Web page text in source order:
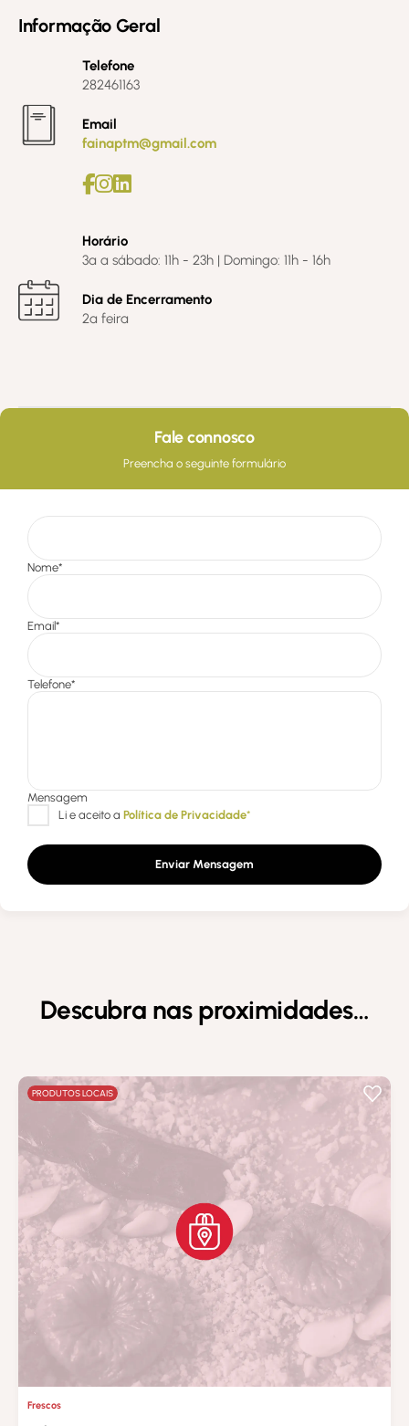
Informação Geral
Telefone
282461163
Email
fainaptm@gmail.com
Horário
3ª a sábado: 11h - 23h | Domingo: 11h - 16h
Dia de Encerramento
2ª feira
Fale connosco
Preencha o seguinte formulário
Enviar Mensagem
Descubra nas proximidades…
PRODUTOS LOCAIS
Frescos